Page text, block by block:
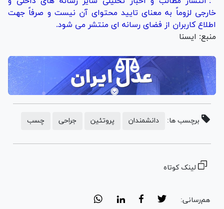
خارجی لزوماً به معنای تایید محتوای آن نیست و صرفاً جهت
اطلاع کاربران از فضای رسانه ای منتشر می شود.
منبع: ایسنا
برچسب ها: دانشمندان پروتئین جراحی چسب
لینک کوتاه
هم‌رسانی: